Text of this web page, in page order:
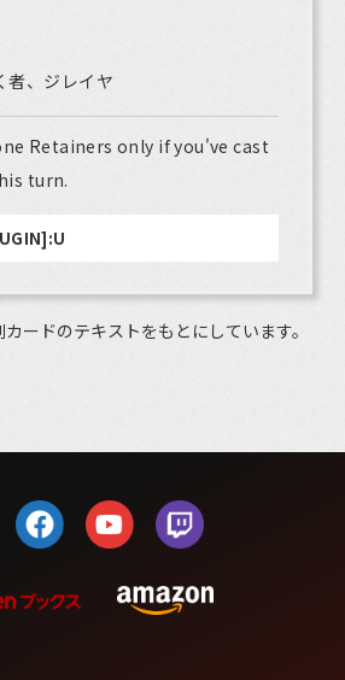
者、ジレイヤ
Retainers only if you've cast
turn.
ードのテキストをもとにしています。